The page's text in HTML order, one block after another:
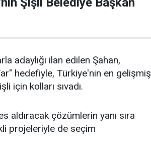
adaylığı ilan edilen Şahan,
hedefiyle, Türkiye'nin en gelişmiş
için kolları sıvadı.
aldıracak çözümlerin yanı sıra
projeleriyle de seçim